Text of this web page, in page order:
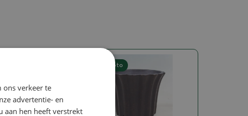
Echte foto
ons verkeer te
advertentie- en
aan hen heeft verstrekt